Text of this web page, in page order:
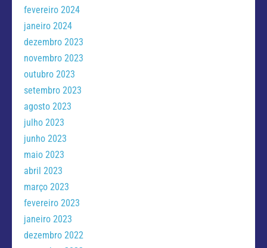
fevereiro 2024
janeiro 2024
dezembro 2023
novembro 2023
outubro 2023
setembro 2023
agosto 2023
julho 2023
junho 2023
maio 2023
abril 2023
março 2023
fevereiro 2023
janeiro 2023
dezembro 2022